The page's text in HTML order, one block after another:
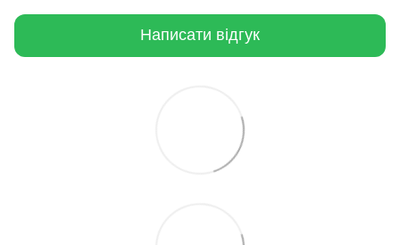
Написати відгук